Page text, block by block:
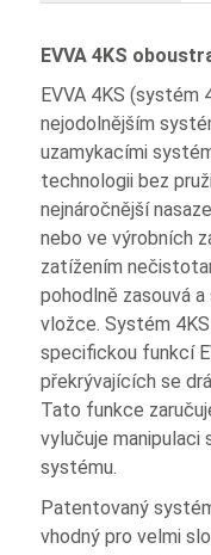
EVVA 4KS
EVVA 4KS (systém
nejodolnějším
uzamykacími
technologii bez
nejnáročnější
nebo ve výrobních
zatížením
pohodlně zasouvá
vložce. Systém
specifickou funkcí
překrývajících se
Tato funkce
vylučuje manipulaci
systému.
Patentovaný
vhodný pro velmi